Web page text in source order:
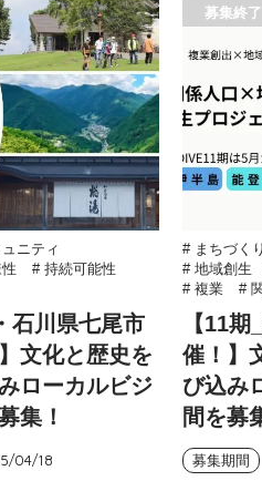
ニティ
# 持続可能性
石川県七尾市
文化と歴史を
ローカルビジ
集！
04/18
募集終了
# まちづくり
# 地域創生
# 複業
#
【11
催！】
び込み
間を募
募集期間